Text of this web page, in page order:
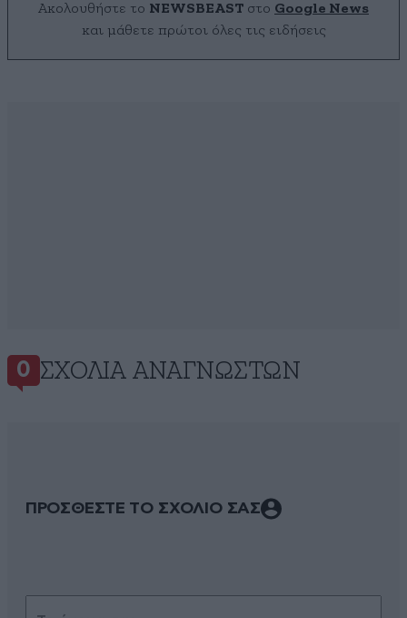
Ακολουθήστε το NEWSBEAST στο Google News
και μάθετε πρώτοι όλες τις ειδήσεις
0 ΣΧΌΛΙΑ ΑΝΑΓΝΩΣΤΏΝ
ΠΡΟΣΘΕΣΤΕ ΤΟ ΣΧΟΛΙΟ ΣΑΣ